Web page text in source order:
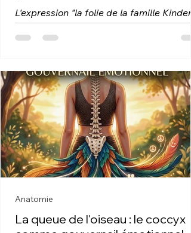
L'expression "la folie de la famille Kinder"
évoque une réalité clinique troublante :
celle des troubles psychiques qui se
familiale. Loin d'être anecdotique, ce
phénomène interroge les mécanismes
lesquels la souffrance psychique franchit
les frontières générationnelles, créant
schémas répétitifs de
que la psychanalyse
permet d'éclairer.
La queue de l'oiseau : le coccyx
Anatomie